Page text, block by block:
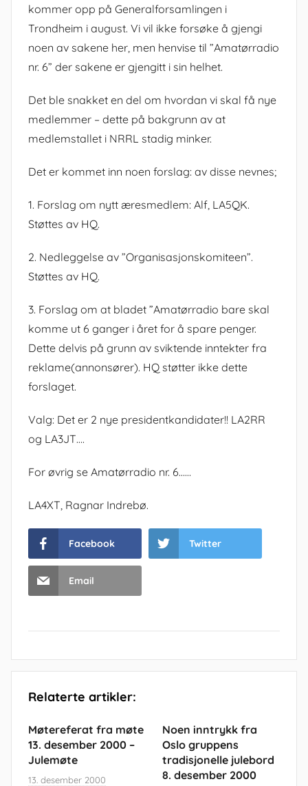
kommer opp på Generalforsamlingen i
Trondheim i august. Vi vil ikke forsøke å gjengi
noen av sakene her, men henvise til ”Amatørradio
nr. 6” der sakene er gjengitt i sin helhet.
Det ble snakket en del om hvordan vi skal få nye
medlemmer – dette på bakgrunn av at
medlemstallet i NRRL stadig minker.
Det er kommet inn noen forslag: av disse nevnes;
1. Forslag om nytt æresmedlem: Alf, LA5QK.
Støttes av HQ.
2. Nedleggelse av ”Organisasjonskomiteen”.
Støttes av HQ.
3. Forslag om at bladet ”Amatørradio bare skal
komme ut 6 ganger i året for å spare penger.
Dette delvis på grunn av sviktende inntekter fra
reklame(annonsører). HQ støtter ikke dette
forslaget.
Valg: Det er 2 nye presidentkandidater!! LA2RR
og LA3JT….
For øvrig se Amatørradio nr. 6……
LA4XT, Ragnar Indrebø.
Facebook Twitter
Email
Relaterte artikler:
Møtereferat fra møte
13. desember 2000 –
Julemøte
13. desember 2000
Noen inntrykk fra
Oslo gruppens
tradisjonelle julebord
8. desember 2000